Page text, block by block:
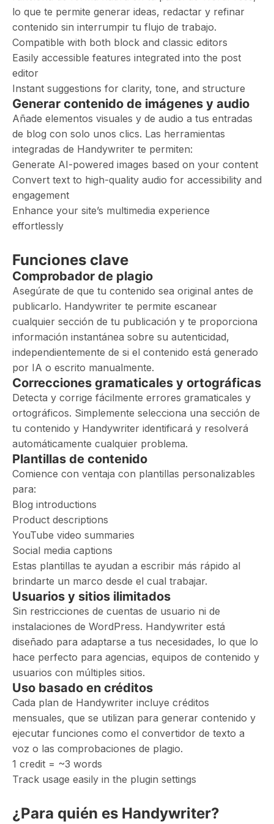
lo que te permite generar ideas, redactar y refinar
contenido sin interrumpir tu flujo de trabajo.
Compatible with both block and classic editors
Easily accessible features integrated into the post
editor
Instant suggestions for clarity, tone, and structure
Generar contenido de imágenes y audio
Añade elementos visuales y de audio a tus entradas
de blog con solo unos clics. Las herramientas
integradas de Handywriter te permiten:
Generate AI-powered images based on your content
Convert text to high-quality audio for accessibility and
engagement
Enhance your site’s multimedia experience
effortlessly
Funciones clave
Comprobador de plagio
Asegúrate de que tu contenido sea original antes de
publicarlo. Handywriter te permite escanear
cualquier sección de tu publicación y te proporciona
información instantánea sobre su autenticidad,
independientemente de si el contenido está generado
por IA o escrito manualmente.
Correcciones gramaticales y ortográficas
Detecta y corrige fácilmente errores gramaticales y
ortográficos. Simplemente selecciona una sección de
tu contenido y Handywriter identificará y resolverá
automáticamente cualquier problema.
Plantillas de contenido
Comience con ventaja con plantillas personalizables
para:
Blog introductions
Product descriptions
YouTube video summaries
Social media captions
Estas plantillas te ayudan a escribir más rápido al
brindarte un marco desde el cual trabajar.
Usuarios y sitios ilimitados
Sin restricciones de cuentas de usuario ni de
instalaciones de WordPress. Handywriter está
diseñado para adaptarse a tus necesidades, lo que lo
hace perfecto para agencias, equipos de contenido y
usuarios con múltiples sitios.
Uso basado en créditos
Cada plan de Handywriter incluye créditos
mensuales, que se utilizan para generar contenido y
ejecutar funciones como el convertidor de texto a
voz o las comprobaciones de plagio.
1 credit = ~3 words
Track usage easily in the plugin settings
¿Para quién es Handywriter?